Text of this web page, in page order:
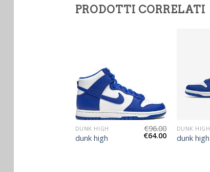
PRODOTTI CORRELATI
DUNK HIGH
dunk high
€96.00
€64.00
DUNK HIGH
dunk high